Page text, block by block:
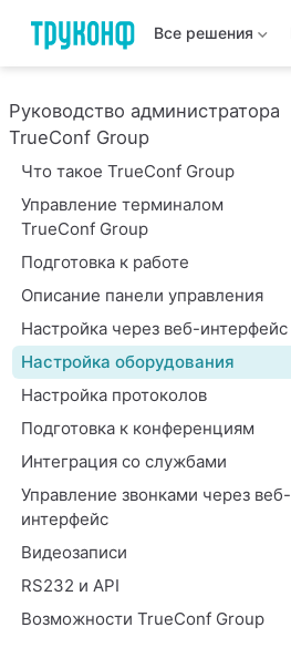
Все решения
Руководство администратора
TrueConf Group
Что такое TrueConf Group
Управление терминалом
TrueConf Group
Подготовка к работе
Описание панели управления
Настройка через веб-интерфейс
Настройка оборудования
Настройка протоколов
Подготовка к конференциям
Интеграция со службами
Управление звонками через веб-
интерфейс
Видеозаписи
RS232 и API
Возможности TrueConf Group